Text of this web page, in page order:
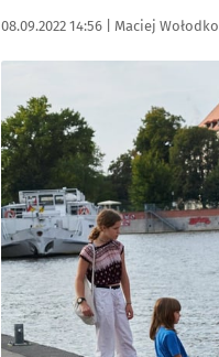
Data publikacji:
08.09.2022 14:56 | Autor:
Maciej Wołodko